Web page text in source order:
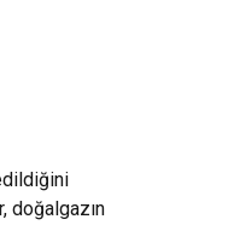
doğalgazın